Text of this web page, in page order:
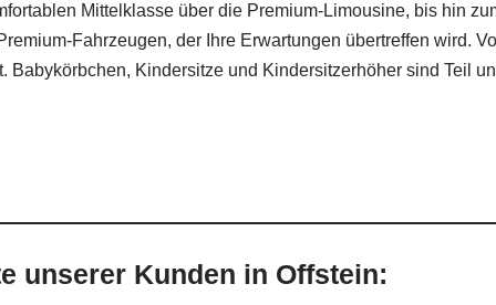
Mittelklasse über die Premium-Limousine, bis hin
Fahrzeugen, der Ihre Erwartungen übertreffen wird.
Babykörbchen, Kindersitze und Kindersitzerhöher sind Teil
unserer Kunden in Offstein: